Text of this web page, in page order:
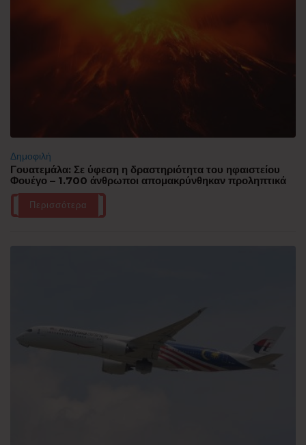
Δημοφιλή
Γουατεμάλα: Σε ύφεση η δραστηριότητα του ηφαιστείου
Φουέγο – 1.700 άνθρωποι απομακρύνθηκαν προληπτικά
Περισσότερα